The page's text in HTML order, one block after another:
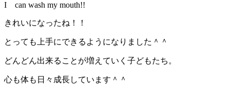
I can wash my mouth!!
きれいになったね！！
とっても上手にできるようになりました＾＾
どんどん出来ることが増えていく子どもたち。
心も体も日々成長しています＾＾